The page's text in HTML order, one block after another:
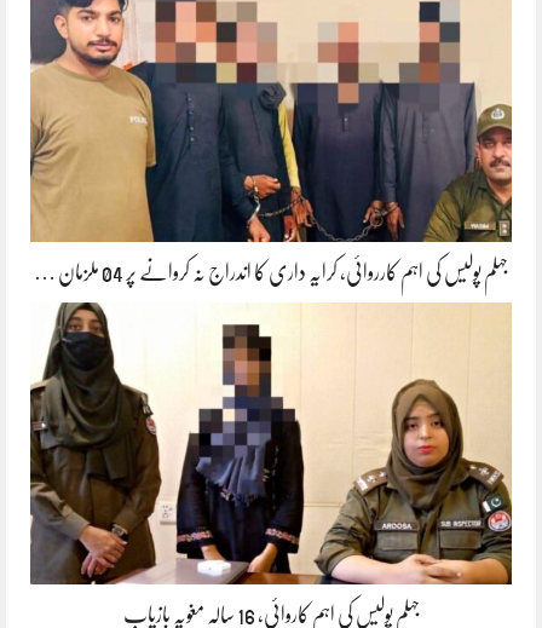
جہلم پولیس کی اہم کارروائی، کرایہ داری کا اندراج نہ کروانے پر 04 ملزمان …
جہلم پولیس کی اہم کاروائی، 16 سالہ مغویہ بازیاب